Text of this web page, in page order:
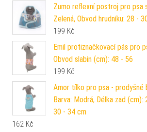
Zumo reflexní postroj pro psa
Zelená, Obvod hrudníku: 28 -
199 Kč
Emil protiznačkovací pás pro
Obvod slabin (cm): 48 - 56
199 Kč
Amor tílko pro psa - prodyšné
Barva: Modrá, Délka zad (cm):
30 - 34 cm
162 Kč